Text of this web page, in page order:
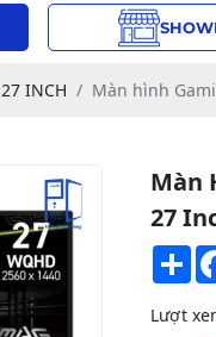
27 INCH Màn hình
Màn
27
Lượt